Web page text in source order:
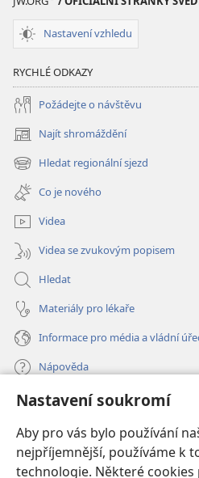
Nastavení soukromí
Aby pro vás bylo používání
nejpříjemnější, používáme k
technologie. Některé
Nastavení vzhledu
RYCHLÉ ODKAZY
Požádejte o návštěvu
Najít shromáždění
(otevřeno
nové
okno)
Hledat regionální sjezd
(otevřeno
nové
okno)
Co je nového
Videa
Videa se zvukovým popisem
Hledat
Materiály pro lékaře
Informace pro média a vládní
Nápověda
Dary
nové
okno) ONLINE KNIHOVNA Strážné
(otevřeno
nové